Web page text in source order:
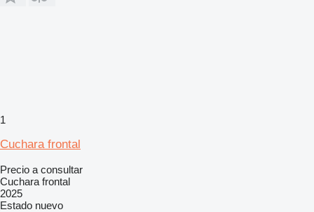
1
Cuchara frontal
Precio a consultar
Cuchara frontal
2025
Estado nuevo